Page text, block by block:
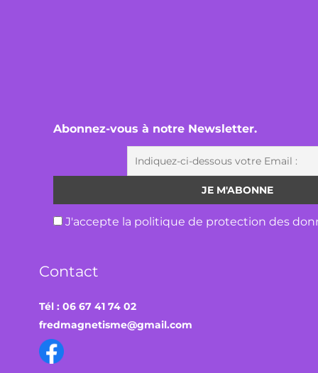
Abonnez-vous à notre Newsletter.
J'accepte la politique de protection des
Contact
Tél : 06 67 41 74 02
fredmagnetisme@gmail.com